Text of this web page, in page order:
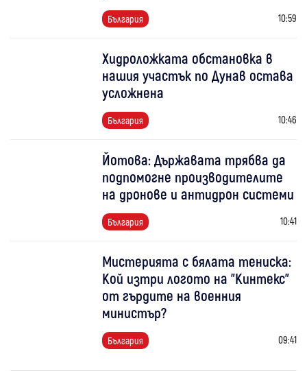
България 10:59
Хидроложката обстановка в
нашия участък по Дунав остава
усложнена
България 10:46
Йотова: Държавата трябва да
подпомогне производителите
на дронове и антидрон системи
България 10:41
Мистерията с бялата тениска:
Кой изтри логото на "Кинтекс"
от гърдите на военния
министър?
България 09:41